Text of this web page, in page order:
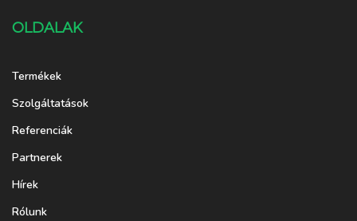
OLDALAK
Termékek
Szolgáltatások
Referenciák
Partnerek
Hírek
Rólunk